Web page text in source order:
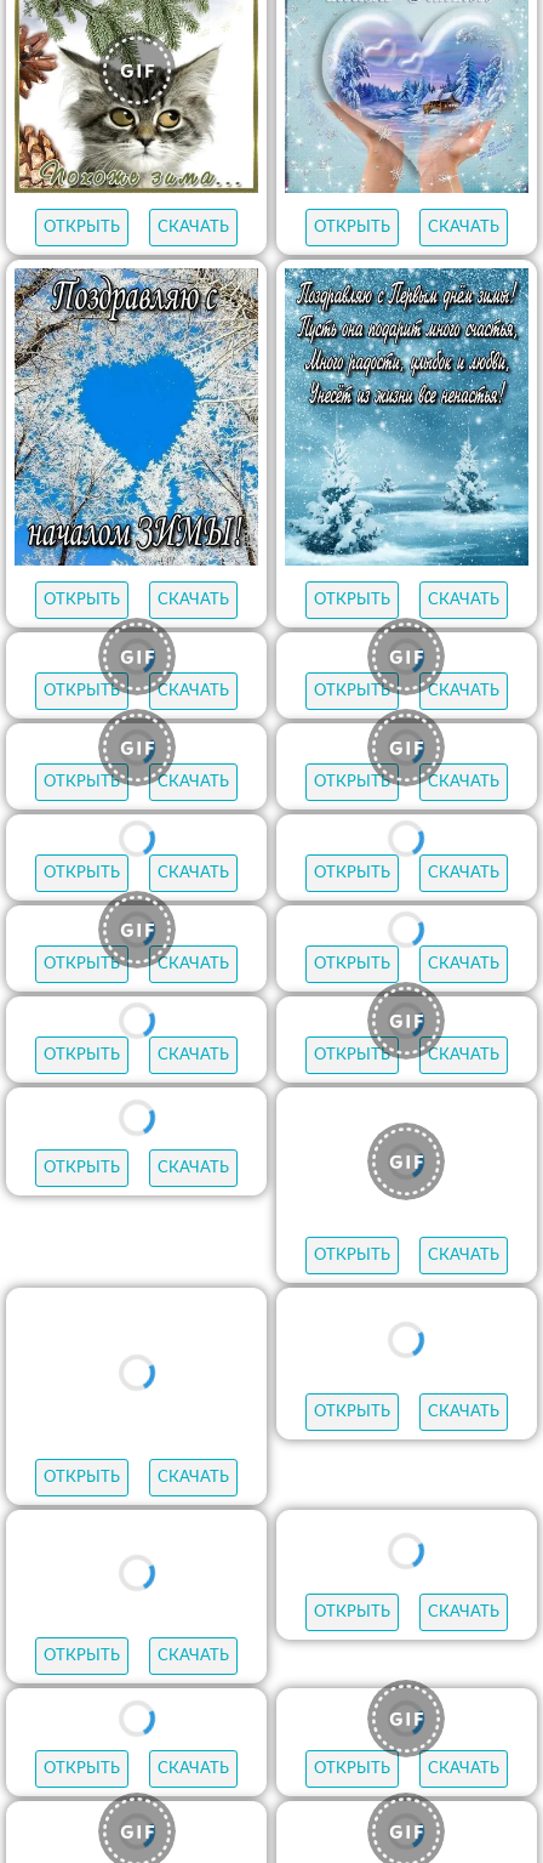
ОТКРЫТЬ СКАЧАТЬ ОТКРЫТЬ СКАЧАТЬ
ОТКРЫТЬ СКАЧАТЬ ОТКРЫТЬ СКАЧАТЬ
ОТКРЫТЬ СКАЧАТЬ
ОТКРЫТЬ СКАЧАТЬ
ОТКРЫТЬ СКАЧАТЬ
ОТКРЫТЬ СКАЧАТЬ
ОТКРЫТЬ СКАЧАТЬ
ОТКРЫТЬ СКАЧАТЬ